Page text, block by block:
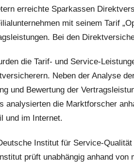
erreichte Sparkassen
mit seinem Tarif
Bei den
die Tarif- und Service-
Neben der Analyse
und Bewertung der
analysierten die Marktforscher
und im Internet.
Institut für Service-
prüft unabhängig anhand